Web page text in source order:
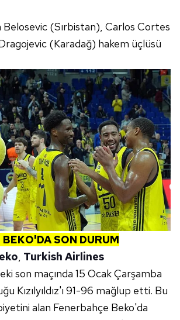
Belosevic (Sırbistan), Carlos Cortes
(Karadağ) hakem üçlüsü
SON DURUM
, Turkish Airlines
son maçında 15 Ocak Çarşamba
Kızılyıldız'ı 91-96 mağlup etti. Bu
alan Fenerbahçe Beko'da